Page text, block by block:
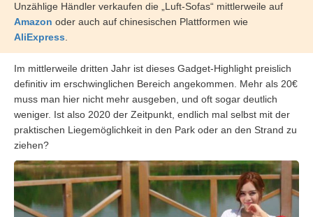
Unzählige Händler verkaufen die „Luft-Sofas“ mittlerweile auf
Amazon oder auch auf chinesischen Plattformen wie
AliExpress
Im mittlerweile dritten Jahr ist dieses Gadget-Highlight preislich
definitiv im erschwinglichen Bereich angekommen. Mehr als 20€
muss man hier nicht mehr ausgeben, und oft sogar deutlich
weniger. Ist also 2020 der Zeitpunkt, endlich mal selbst mit der
praktischen Liegemöglichkeit in den Park oder an den Strand zu
ziehen?